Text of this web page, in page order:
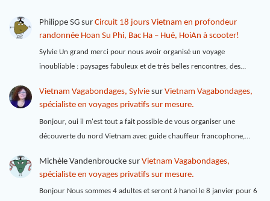
Philippe SGsur Circuit 18 jours Vietnam en profondeur
randonnée Hoan Su Phi, Bac Ha – Hué, HoiAn à scooter!
Sylvie Un grand merci pour nous avoir organisé un voyage
inoubliable : paysages fabuleux et de très belles rencontres, des…
Vietnam Vagabondages, Sylviesur Vietnam Vagabondages,
spécialiste en voyages privatifs sur mesure.
Bonjour, oui il m'est tout a fait possible de vous organiser une
découverte du nord Vietnam avec guide chauffeur francophone,…
Michèle Vandenbrouckesur Vietnam Vagabondages,
spécialiste en voyages privatifs sur mesure.
Bonjour Nous sommes 4 adultes et seront à hanoi le 8 janvier pour 6